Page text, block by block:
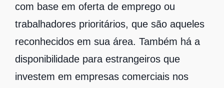
com base em oferta de emprego ou
trabalhadores prioritários, que são aqueles
reconhecidos em sua área. Também há a
disponibilidade para estrangeiros que
investem em empresas comerciais nos